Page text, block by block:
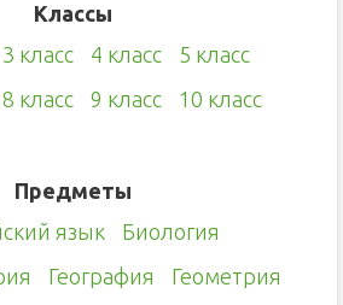
Классы
3 класс 4 класс
5 класс
8 класс 9 класс
10 класс
Предметы
язык
Биология
География
Геометрия